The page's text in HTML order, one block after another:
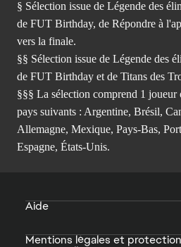
§ Sélection issue de Légende des
de FUT Birthday, de Répondre à
vers la finale.
§§ Sélection issue de Légende des
de FUT Birthday et de Titans des
§§§ La sélection comprend 1 joueur
pays suivants : Argentine, Brésil,
Allemagne, Mexique, Pays-Bas,
Espagne, États-Unis.
Aide
Mentions légales et